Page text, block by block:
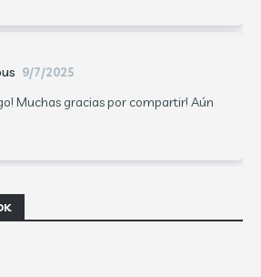
9/7/2025
Muchas gracias por compartir! Aún